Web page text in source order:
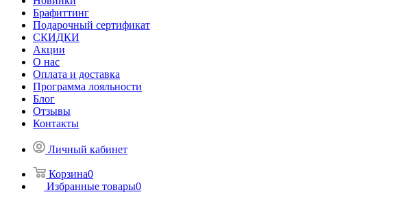
Брафиттинг
Подарочный сертификат
СКИДКИ
Акции
О нас
Оплата и доставка
Программа лояльности
Блог
Отзывы
Контакты
Личный кабинет
Корзина0
Избранные товары0